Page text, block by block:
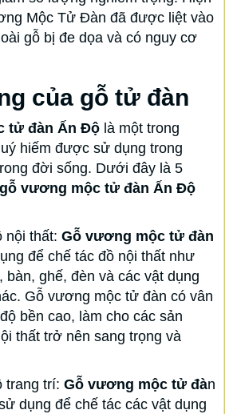
Mộc Tử Đàn đã được liệt vào
gỗ bị đe dọa và có nguy cơ
của gỗ tử đàn
tử đàn Ấn Độ là một trong
hiếm được sử dụng trong
đời sống. Dưới đây là 5
gỗ vương mộc tử đàn Ấn Độ
nội thất: Gỗ vương mộc tử đàn
để chế tác đồ nội thất như
bàn, ghế, đèn và các vật dụng
Gỗ vương mộc tử đàn có vân
bền cao, làm cho các sản
thất trở nên sang trọng và
trang trí: Gỗ vương mộc tử đàn
dụng để chế tác các vật dụng